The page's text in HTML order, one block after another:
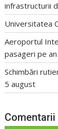
infrastructurii
Universitatea
Aeroportul
pasageri pe an
Schimbări
5 august